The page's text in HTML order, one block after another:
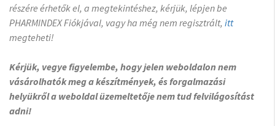
részére érhetők el, a megtekintéshez, kérjük, lépjen be
PHARMINDEX Fiókjával, vagy ha még nem regisztrált, itt
megteheti!
Kérjük, vegye figyelembe, hogy jelen weboldalon nem
vásárolhatók meg a készítmények, és forgalmazási
helyükről a weboldal üzemeltetője nem tud felvilágosítást
adni!